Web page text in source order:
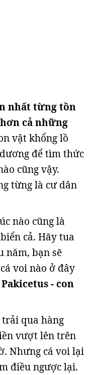
nhất từng tồn
cả những
vật khổng lồ
để tìm thức
cũng vậy.
từng là cư dân
nào cũng là
cả. Hãy tua
năm, bạn sẽ
voi nào ở đây
Pakicetus - con
trải qua hàng
vượt lên trên
Nhưng cá voi lại
điều ngược lại.